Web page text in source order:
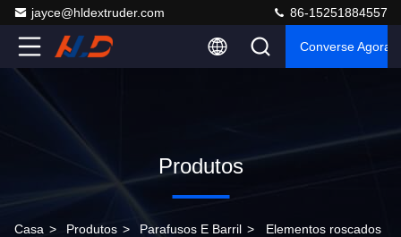
jayce@hldextruder.com 86-15251884557
Converse Agora
Produtos
Casa > Produtos > Parafusos E Barril > Elementos roscados